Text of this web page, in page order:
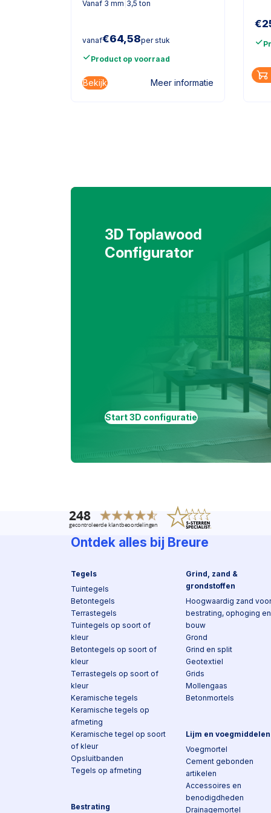
Vanaf 3 mm 3,5 ton
vanaf€64,58per stuk
Product op voorraad
Bekijk Meer informatie
€
3D Toplawood
Configurator
Start 3D configuratie
Ontdek alles bij Breure
Tegels
Tuintegels
Betontegels
Terrastegels
Tuintegels op soort of
kleur
Betontegels op soort of
kleur
Terrastegels op soort of
kleur
Keramische tegels
Keramische tegels op
afmeting
Keramische tegel op soort
of kleur
Opsluitbanden
Tegels op afmeting
Bestrating
Grind, zand &
grondstoffen
Hoogwaardig zand voor
bestrating, ophoging en
bouw
Grond
Grind en split
Geotextiel
Grids
Mollengaas
Betonmortels
Lijm en voegmiddelen
Voegmortel
Cement gebonden
artikelen
Accessoires en
benodigdheden
Drainagemortel